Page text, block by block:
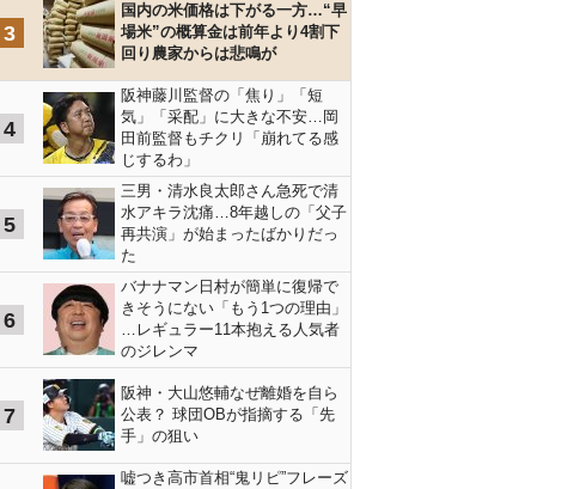
3
国内の米価格は下がる一方…“早
場米”の概算金は前年より4割下
回り農家からは悲鳴が
4
阪神藤川監督の「焦り」「短
気」「采配」に大きな不安…岡
田前監督もチクリ「崩れてる感
じするわ」
5
三男・清水良太郎さん急死で清
水アキラ沈痛…8年越しの「父子
再共演」が始まったばかりだっ
た
6
バナナマン日村が簡単に復帰で
きそうにない「もう1つの理由」
…レギュラー11本抱える人気者
のジレンマ
7
阪神・大山悠輔なぜ離婚を自ら
公表？ 球団OBが指摘する「先
手」の狙い
嘘つき高市首相“鬼リピ”フレーズ